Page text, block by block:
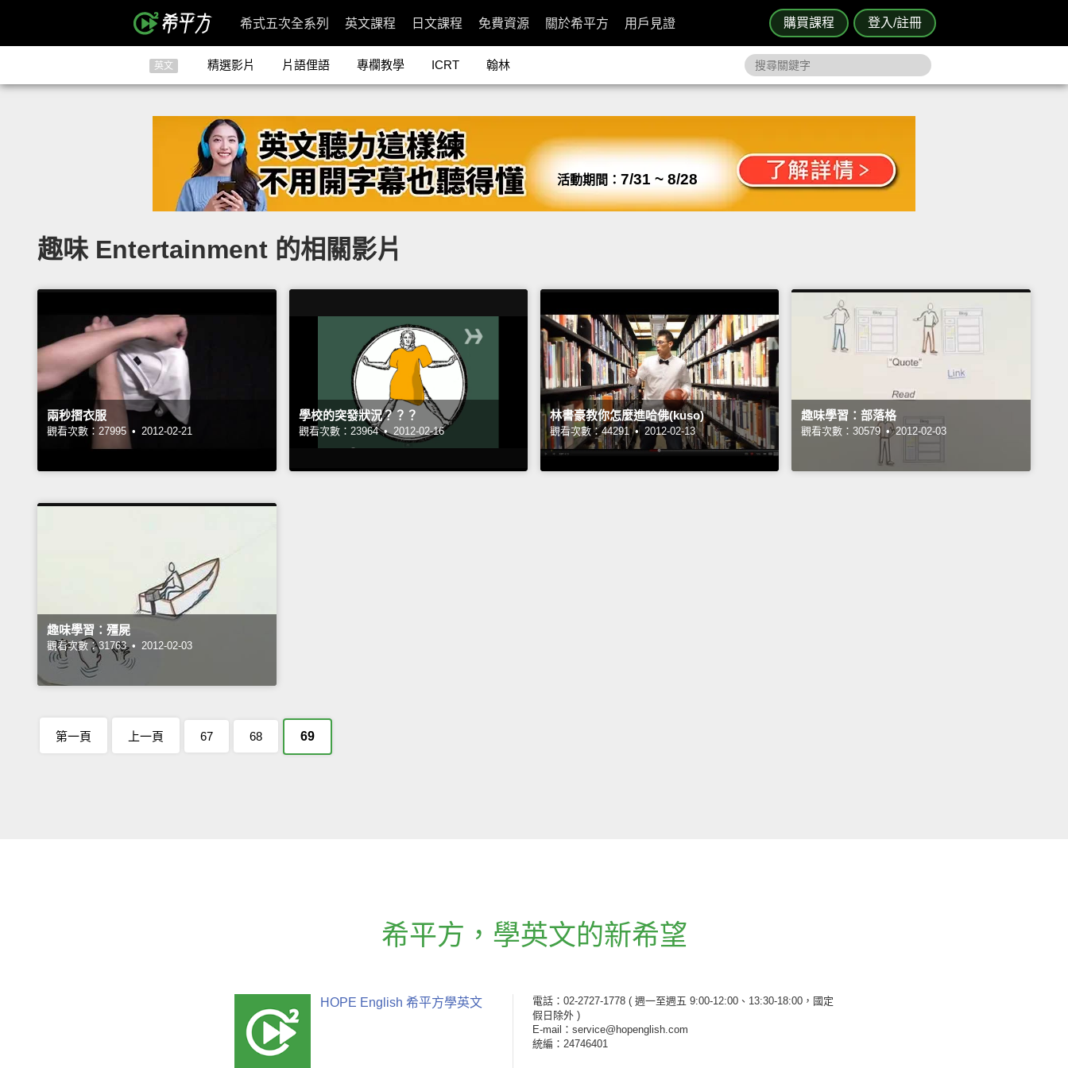
購買課程 登入/註冊
希式五次全系列 英文課程 日文課程 免費資源 關於希平方 用戶見證
英文 精選影片 片語俚語 專欄教學 ICRT 翰林
活動期間： 7/31 ~ 8/28
趣味 Entertainment 的相關影片
兩秒摺衣服
觀看次數：27995 • 2012-02-21
學校的突發狀況？？？
觀看次數：23964 • 2012-02-16
林書豪教你怎麼進哈佛(kuso)
觀看次數：44291 • 2012-02-13
趣味學習：部落格
觀看次數：30579 • 2012-02-03
趣味學習：殭屍
觀看次數：31763 • 2012-02-03
第一頁 上一頁 67 68 69
希平方 ， 學英文的新希望
HOPE English 希平方學英文 電話：02-2727-1778 ( 週一至週五 9:00-12:00、13:30-18:00，國定
假日除外 )
E-mail：service@hopenglish.com
統編：24746401